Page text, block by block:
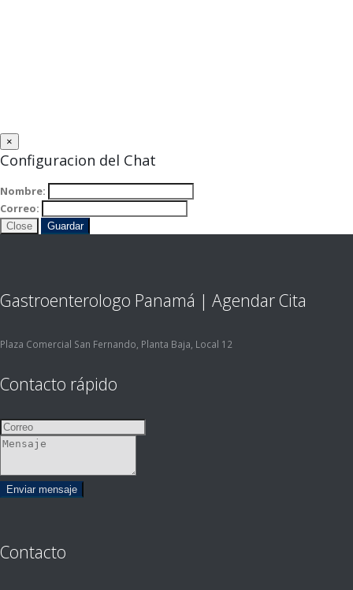
×
Configuracion del Chat
Nombre:
Correo:
Close Guardar
Gastroenterologo Panamá | Agendar Cita
Plaza Comercial San Fernando, Planta Baja, Local 12
Contacto rápido
Contacto